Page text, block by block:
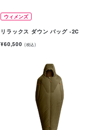
ウィメンズ
リラックス ダウン バッグ -2C
¥60,500 (税込)